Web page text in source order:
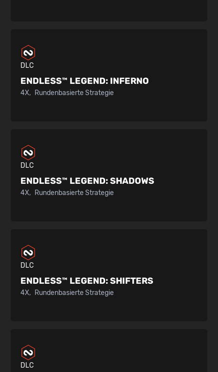
DLC
ENDLESS™ LEGEND: INFERNO
4X Rundenbasierte Strategie
DLC
ENDLESS™ LEGEND:SHADOWS
4X Rundenbasierte Strategie
DLC
ENDLESS™ LEGEND:SHIFTERS
4X Rundenbasierte Strategie
DLC